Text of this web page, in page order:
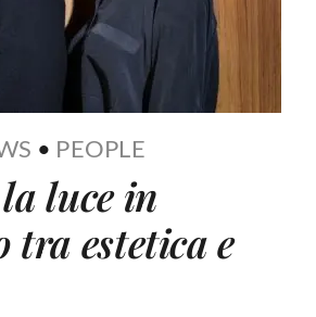
• PEOPLE
luce in
estetica e